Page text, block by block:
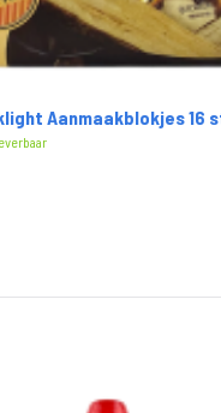
Aanmaakblokjes 16